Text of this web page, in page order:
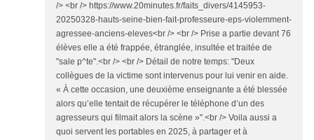
/> <br /> https://www.20minutes.fr/faits_divers/4145953-
20250328-hauts-seine-bien-fait-professeure-eps-violemment-
agressee-anciens-eleves<br /> <br /> Prise a partie devant 76
élèves elle a été frappée, étranglée, insultée et traitée de
"sale p^te".<br /> <br /> Détail de notre temps: "Deux
collègues de la victime sont intervenus pour lui venir en aide.
« À cette occasion, une deuxième enseignante a été blessée
alors qu’elle tentait de récupérer le téléphone d’un des
agresseurs qui filmait alors la scène »".<br /> Voila aussi a
quoi servent les portables en 2025, à partager et à